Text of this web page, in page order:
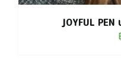
JOYFUL